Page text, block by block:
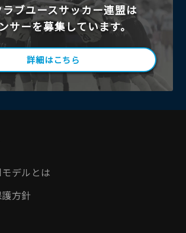
ブユースサッカー連盟は
サーを募集しています。
詳細はこちら
デルとは
方針